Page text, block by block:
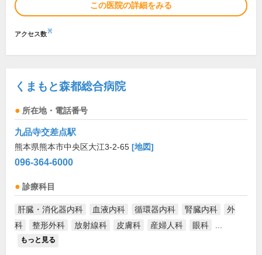
この医院の詳細をみる
アクセス数※
くまもと森都総合病院
所在地・電話番号
九品寺交差点駅
熊本県熊本市中央区大江3-2-65 [地図]
096-364-6000
診療科目
肝臓・消化器内科 血液内科 循環器内科 腎臓内科
外
科
整形外科 放射線科 皮膚科 産婦人科 眼科
もっと見る